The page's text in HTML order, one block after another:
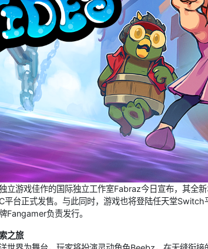
立游戏佳作的国际独立工作室Fabraz今日宣布，其全
台正式发售。与此同时，游戏也将登陆任天堂Switch
Fangamer负责发行。
之旅